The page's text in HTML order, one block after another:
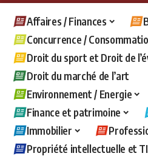
Affaires / Finances
Concurrence /
Droit du sport et Droit de
Droit du marché de l’art
Environnement / Energie
Finance et patrimoine
Immobilier
Propriété intellectuelle et